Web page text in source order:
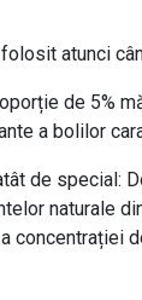
atunci
de 5%
a bolilor
de special:
naturale
concentrației